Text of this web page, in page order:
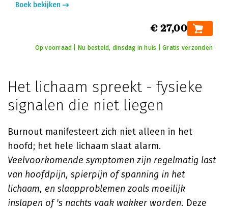
Boek bekijken
€ 27,00
Op voorraad | Nu besteld, dinsdag in huis | Gratis verzonden
Het lichaam spreekt - fysieke
signalen die niet liegen
Burnout manifesteert zich niet alleen in het
hoofd; het hele lichaam slaat alarm.
Veelvoorkomende symptomen zijn regelmatig last
van hoofdpijn, spierpijn of spanning in het
lichaam, en slaapproblemen zoals moeilijk
inslapen of 's nachts vaak wakker worden. Deze